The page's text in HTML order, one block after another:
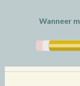
Wanneer